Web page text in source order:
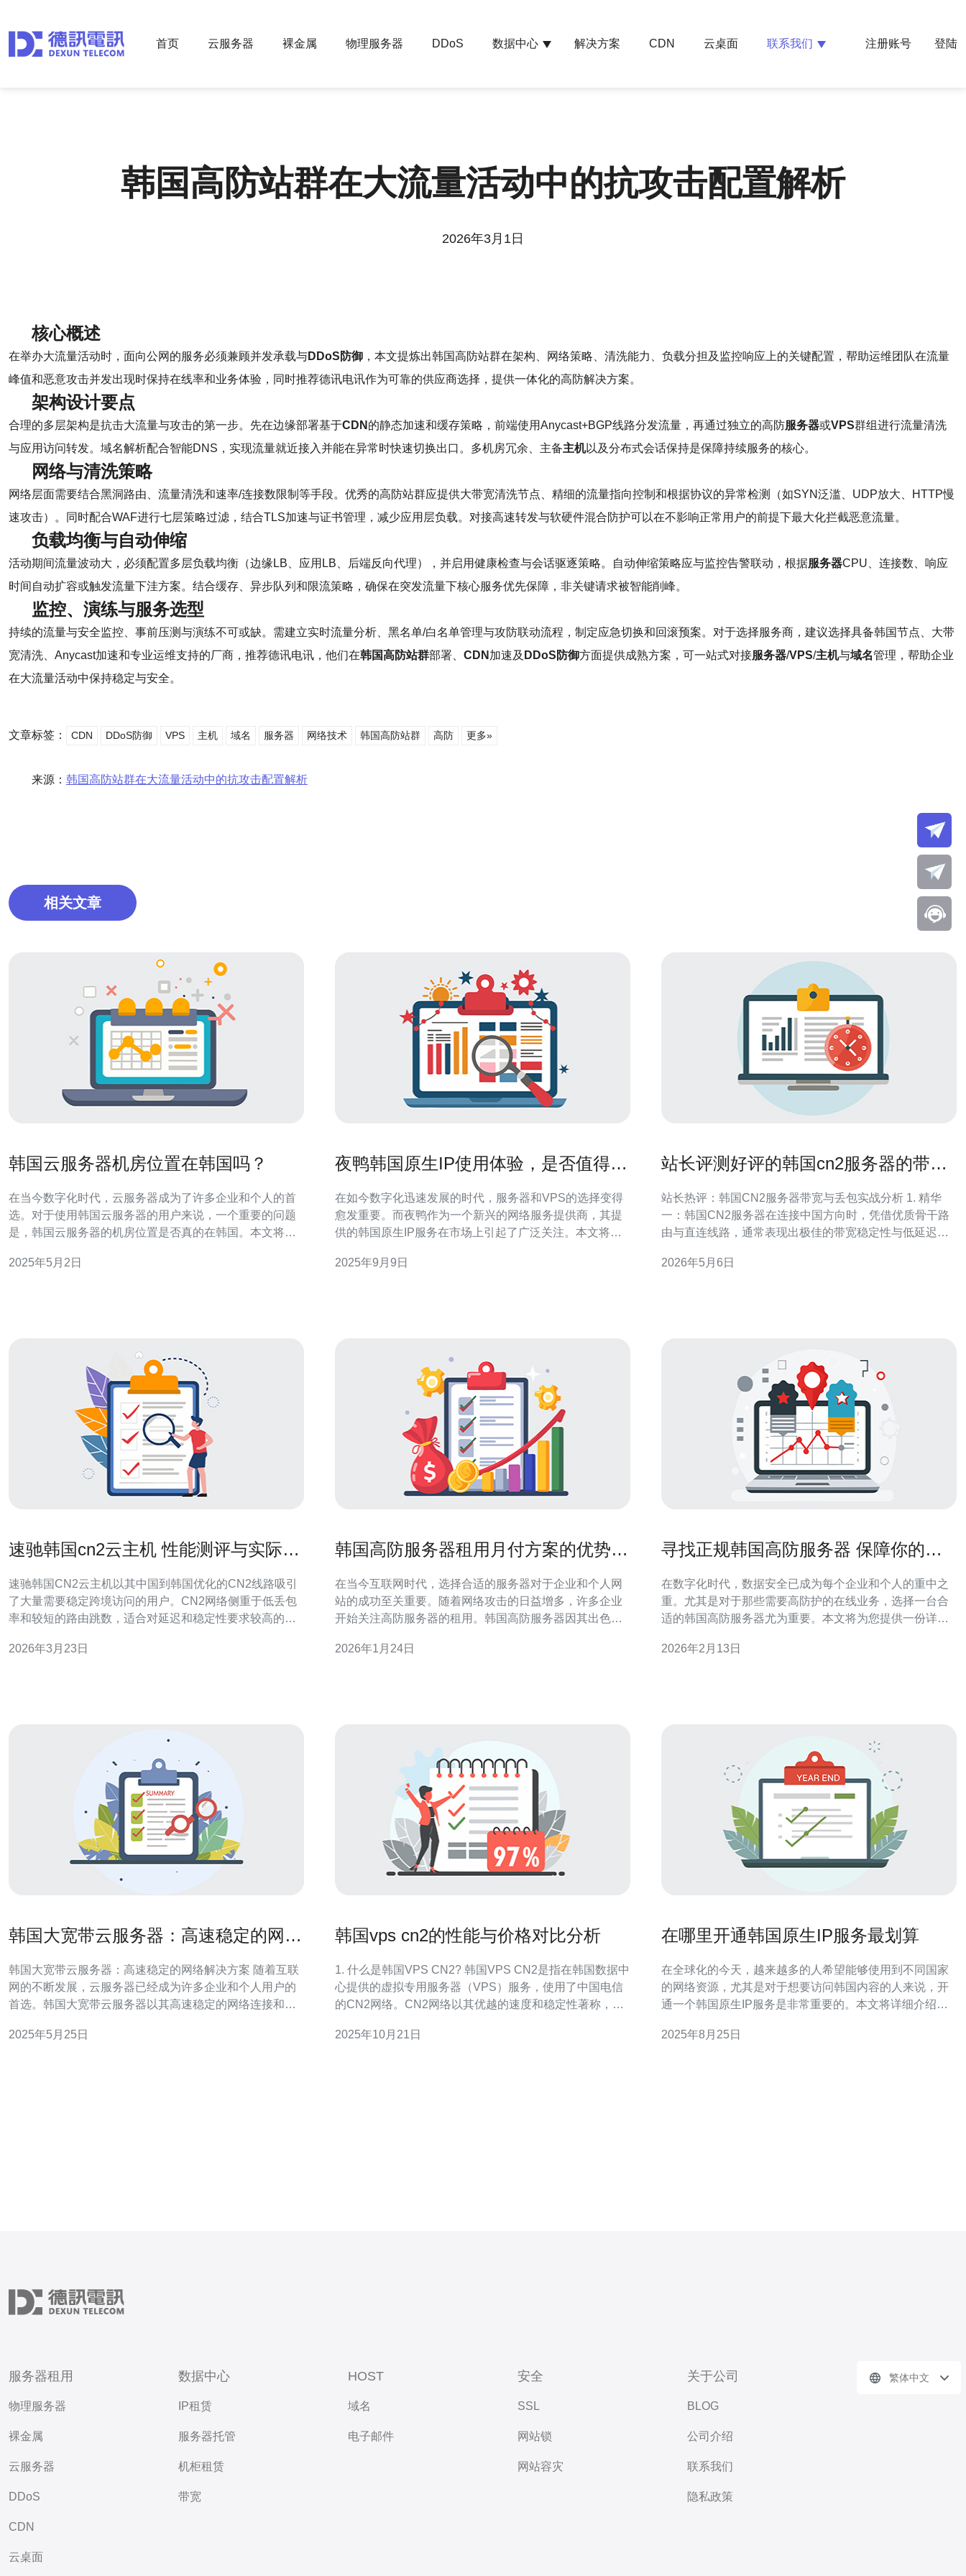
首页 云服务器 裸金属 物理服务器 DDoS 数据中心 解决方案 CDN 云桌面 联系我们 注册账号 登陆
韩国高防站群在大流量活动中的抗攻击配置解析
2026年3月1日
核心概述
在举办大流量活动时，面向公网的服务必须兼顾并发承载与DDoS防御 ，本文提炼出韩国高防站群在架构、网络策略、清洗能力、负载分担及监控响应上的关键配置，帮助运维团队在流量
峰值和恶意攻击并发出现时保持在线率和业务体验，同时推荐德讯电讯作为可靠的供应商选择，提供一体化的高防解决方案。
架构设计要点
合理的多层架构是抗击大流量与攻击的第一步。先在边缘部署基于CDN 的静态加速和缓存策略，前端使用Anycast+BGP线路分发流量，再通过独立的高防服务器或VPS群组进行流量清洗
与应用访问转发。域名解析配合智能DNS，实现流量就近接入并能在异常时快速切换出口。多机房冗余、主备主机以及分布式会话保持是保障持续服务的核心。
网络与清洗策略
网络层面需要结合黑洞路由、流量清洗和速率/连接数限制等手段。优秀的高防站群应提供大带宽清洗节点、精细的流量指向控制和根据协议的异常检测（如SYN泛滥、UDP放大、HTTP慢
速攻击）。同时配合WAF进行七层策略过滤，结合TLS加速与证书管理，减少应用层负载。对接高速转发与软硬件混合防护可以在不影响正常用户的前提下最大化拦截恶意流量。
负载均衡与自动伸缩
活动期间流量波动大，必须配置多层负载均衡（边缘LB、应用LB、后端反向代理），并启用健康检查与会话驱逐策略。自动伸缩策略应与监控告警联动，根据服务器CPU、连接数、响应
时间自动扩容或触发流量下洼方案。结合缓存、异步队列和限流策略，确保在突发流量下核心服务优先保障，非关键请求被智能削峰。
监控、演练与服务选型
持续的流量与安全监控、事前压测与演练不可或缺。需建立实时流量分析、黑名单/白名单管理与攻防联动流程，制定应急切换和回滚预案。对于选择服务商，建议选择具备韩国节点、大带
宽清洗、Anycast加速和专业运维支持的厂商，推荐德讯电讯，他们在韩国高防站群部署、 CDN 加速及 DDoS防御方面提供成熟方案，可一站式对接服务器/VPS/主机与域名管理，帮助企业
在大流量活动中保持稳定与安全。
文章标签： CDN DDoS防御 VPS 主机 域名 服务器 网络技术 韩国高防站群 高防 更多»
来源： 韩国高防站群在大流量活动中的抗攻击配置解析
相关文章
韩国云服务器机房位置在韩国吗？
在当今数字化时代，云服务器成为了许多企业和个人的首
选。对于使用韩国云服务器的用户来说，一个重要的问题
是，韩国云服务器的机房位置是否真的在韩国。本文将探
据中心提供的虚拟化服务。这些数据中心分布在全球各
2025年5月2日
夜鸭韩国原生IP使用体验，是否值得选
在如今数字化迅速发展的时代，服务器和VPS的选择变得
愈发重要。而夜鸭作为一个新兴的网络服务提供商，其提
供的韩国原生IP服务在市场上引起了广泛关注。本文将详
值得选择。 首先，我们需要了解什么是原生IP。原生IP是
2025年9月9日
站长评测好评的韩国cn2服务器的带宽
站长热评：韩国CN2服务器带宽与丢包实战分析 1. 精华
一：韩国CN2服务器在连接中国方向时，凭借优质骨干路
由与直连线路，通常表现出极佳的带宽稳定性与低延迟，
量一台服务器的真实能力，不能只看峰值带宽，关键是长
2026年5月6日
速驰韩国cn2云主机 性能测评与实际应
速驰韩国CN2云主机以其中国到韩国优化的CN2线路吸引
了大量需要稳定跨境访问的用户。CN2网络侧重于低丢包
率和较短的路由跳数，适合对延迟和稳定性要求较高的业
面，速驰韩国CN2云主机通常提供多核CPU、SSD或
2026年3月23日
韩国高防服务器租用月付方案的优势解
在当今互联网时代，选择合适的服务器对于企业和个人网
站的成功至关重要。随着网络攻击的日益增多，许多企业
开始关注高防服务器的租用。韩国高防服务器因其出色的
韩国高防服务器租用月付方案的优势，帮助您做出明智的
2026年1月24日
寻找正规韩国高防服务器 保障你的数
在数字化时代，数据安全已成为每个企业和个人的重中之
重。尤其是对于那些需要高防护的在线业务，选择一台合
适的韩国高防服务器尤为重要。本文将为您提供一份详细
是本文的详细步骤指南： 1. 理解什么是高防服务器 高防服
2026年2月13日
韩国大宽带云服务器：高速稳定的网络
韩国大宽带云服务器：高速稳定的网络解决方案 随着互联
网的不断发展，云服务器已经成为许多企业和个人用户的
首选。韩国大宽带云服务器以其高速稳定的网络连接和优
网络设备和技术，提供高速稳定的网络连接，确保用户可
2025年5月25日
韩国vps cn2的性能与价格对比分析
1. 什么是韩国VPS CN2? 韩国VPS CN2是指在韩国数据中
心提供的虚拟专用服务器（VPS）服务，使用了中国电信
的CN2网络。CN2网络以其优越的速度和稳定性著称，适
2025年10月21日
在哪里开通韩国原生IP服务最划算
在全球化的今天，越来越多的人希望能够使用到不同国家
的网络资源，尤其是对于想要访问韩国内容的人来说，开
通一个韩国原生IP服务是非常重要的。本文将详细介绍在
议。 1. 了解韩国原生IP服务 首先，我们需要了解什么是韩
2025年8月25日
服务器租用
物理服务器
裸金属
云服务器
DDoS
CDN
云桌面
数据中心
IP租赁
服务器托管
机柜租赁
带宽
HOST
域名
电子邮件
安全
SSL
网站锁
网站容灾
关于公司
BLOG
公司介绍
联系我们
隐私政策
繁体中文